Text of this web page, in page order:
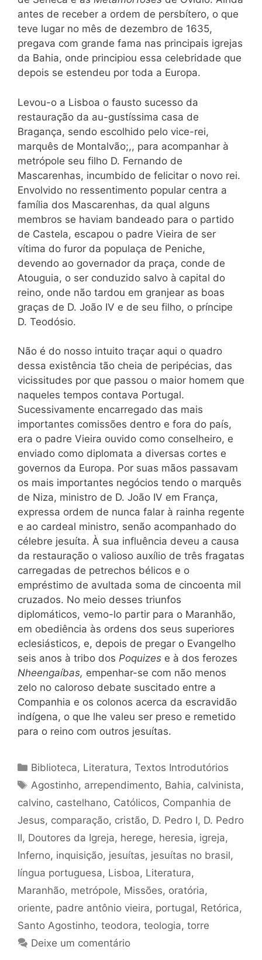
antes de receber a ordem de persbítero, o que
teve lugar no mês de dezembro de 1635,
pregava com grande fama nas principais igrejas
da Bahia, onde principiou essa celebridade que
depois se estendeu por toda a Europa.
Levou-o a Lisboa o fausto sucesso da
restauração da au-gustíssima casa de
Bragança, sendo escolhido pelo vice-rei,
marquês de Montalvão;,, para acompanhar à
metrópole seu filho D. Fernando de
Mascarenhas, incumbido de felicitar o novo rei.
Envolvido no ressentimento popular centra a
família dos Mascarenhas, da qual alguns
membros se haviam bandeado para o partido
de Castela, escapou o padre Vieira de ser
vítima do furor da populaça de Peniche,
devendo ao governador da praça, conde de
Atouguia, o ser conduzido salvo à capital do
reino, onde não tardou em granjear as boas
graças de D. João IV e de seu filho, o príncipe
D. Teodósio.
Não é do nosso intuito traçar aqui o quadro
dessa existência tão cheia de peripécias, das
vicissitudes por que passou o maior homem que
naqueles tempos contava Portugal.
Sucessivamente encarregado das mais
importantes comissões dentro e fora do país,
era o padre Vieira ouvido como conselheiro, e
enviado como diplomata a diversas cortes e
governos da Europa. Por suas mãos passavam
os mais importantes negócios tendo o marquês
de Niza, ministro de D. João IV em França,
expressa ordem de nunca falar à rainha regente
e ao cardeal ministro, senão acompanhado do
célebre jesuíta. À sua influência deveu a causa
da restauração o valioso auxílio de três fragatas
carregadas de petrechos bélicos e o
empréstimo de avultada soma de cincoenta mil
cruzados. No meio desses triunfos
diplomáticos, vemo-lo partir para o Maranhão,
em obediência às ordens dos seus superiores
eclesiásticos, e, depois de pregar o Evangelho
seis anos à tribo dos Poquizes e à dos ferozes
Nheengaíbas, empenhar-se com não menos
zelo no caloroso debate suscitado entre a
Companhia e os colonos acerca da escravidão
indígena, o que lhe valeu ser preso e remetido
para o reino com outros jesuítas.
Categorias
Biblioteca, Literatura,Textos Introdutórios
Tags
Agostinho, arrependimento, Bahia, calvinista,
calvino, castelhano, Católicos, Companhia de
Jesus, comparação, cristão, D. Pedro I, D. Pedro
II, Doutores da Igreja, herege, heresia, igreja,
Inferno, inquisição, jesuítas, jesuítas no brasil,
língua portuguesa, Lisboa, Literatura,
Maranhão, metrópole, Missões, oratória,
oriente, padre antônio vieira, portugal, Retórica,
Santo Agostinho, teodora, teologia, torre
Deixe um comentário